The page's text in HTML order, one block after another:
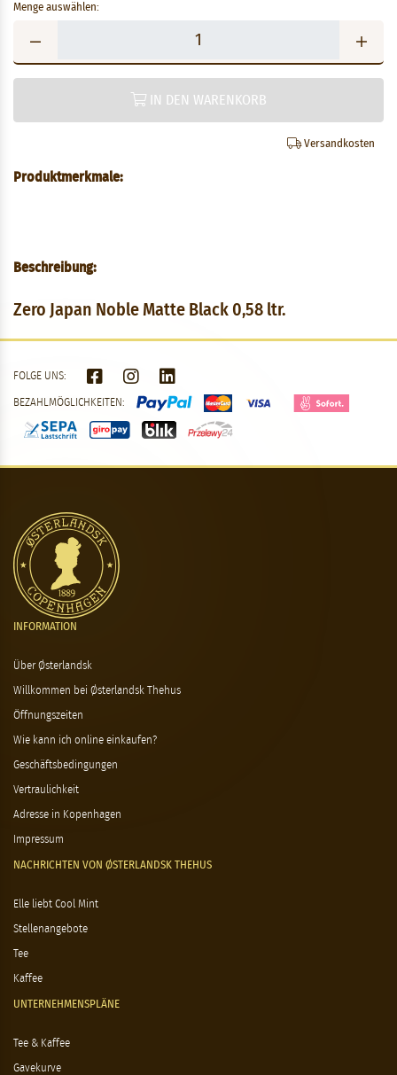
Menge auswählen:
IN DEN WARENKORB
Versandkosten
Produktmerkmale:
Beschreibung:
Zero Japan Noble Matte Black 0,58 ltr.
FOLGE UNS:
BEZAHLMÖGLICHKEITEN:
INFORMATION
Über Østerlandsk
Willkommen bei Østerlandsk Thehus
Öffnungszeiten
Wie kann ich online einkaufen?
Geschäftsbedingungen
Vertraulichkeit
Adresse in Kopenhagen
Impressum
NACHRICHTEN VON ØSTERLANDSK THEHUS
Elle liebt Cool Mint
Stellenangebote
Tee
Kaffee
UNTERNEHMENSPLÄNE
Tee & Kaffee
Gavekurve